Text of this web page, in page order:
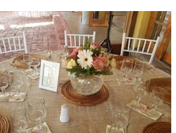
metro
´politana
cajon
maipo
jose de
maipo
s fiestas
ón